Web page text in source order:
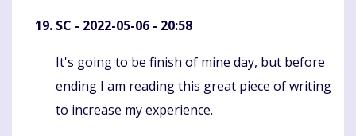
SC - 2022-05-06 - 20:58
Komentaras
It's going to be finish of mine day, but before
ending I am reading this great piece of writing
to increase my experience.